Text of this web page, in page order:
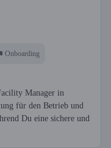
Onboarding
Manager in
für den Betrieb und
Du eine sichere und